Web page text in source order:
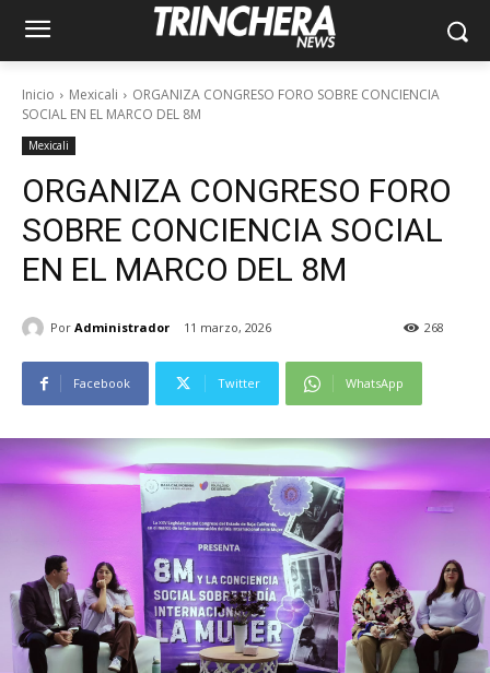
Inicio Mexicali
ORGANIZA CONGRESO FORO SOBRE CONCIENCIA
SOCIAL EN EL MARCO DEL 8M
Mexicali
ORGANIZA CONGRESO FORO
SOBRE CONCIENCIA SOCIAL
EN EL MARCO DEL 8M
Por Administrador 11 marzo, 2026 268
Facebook Twitter WhatsApp